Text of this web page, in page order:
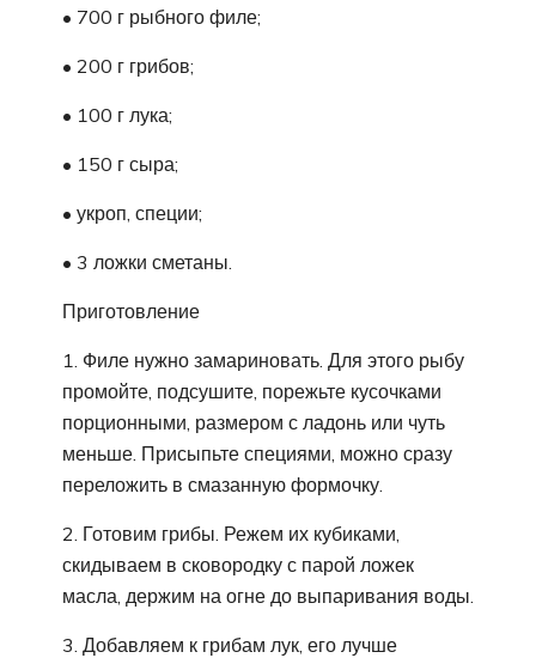
• 700 г рыбного филе;
• 200 г грибов;
• 100 г лука;
• 150 г сыра;
• укроп, специи;
• 3 ложки сметаны.
Приготовление
1. Филе нужно замариновать. Для этого рыбу
промойте, подсушите, порежьте кусочками
порционными, размером с ладонь или чуть
меньше. Присыпьте специями, можно сразу
переложить в смазанную формочку.
2. Готовим грибы. Режем их кубиками,
скидываем в сковородку с парой ложек
масла, держим на огне до выпаривания воды.
3. Добавляем к грибам лук, его лучше